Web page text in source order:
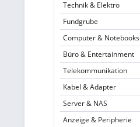
Technik & Elektro
Fundgrube
Computer & Notebooks
Büro & Entertainment
Telekommunikation
Kabel & Adapter
Server & NAS
Anzeige & Peripherie